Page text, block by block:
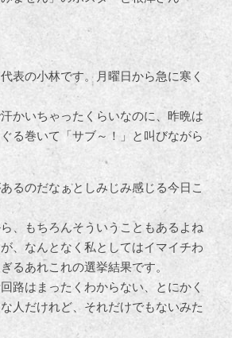
表の小林です。月曜日から急に寒く
かいちゃったくらいなのに、昨晩は
る巻いて「サブ～！」と叫びながら
るのだなぁとしみじみ感じる今日こ
、もちろんそういうこともあるよね
、なんとなく私としてはイマイチわ
るあれこれの選挙結果です。
路はまったくわからない、とにかく
人だけれど、それだけでもないみた